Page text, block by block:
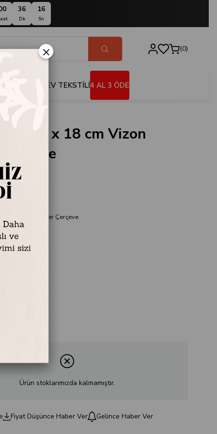
36
Dk
15
Sn
0
EV TEKSTİLİ4 AL 3 ÖDE
13 x 18 cm Vizon
cm Vizon Mermer Çerçeve
Ürün stoklarımızda kalmamıştır.
Fiyat Düşünce Haber Ver Gelince Haber Ver
×